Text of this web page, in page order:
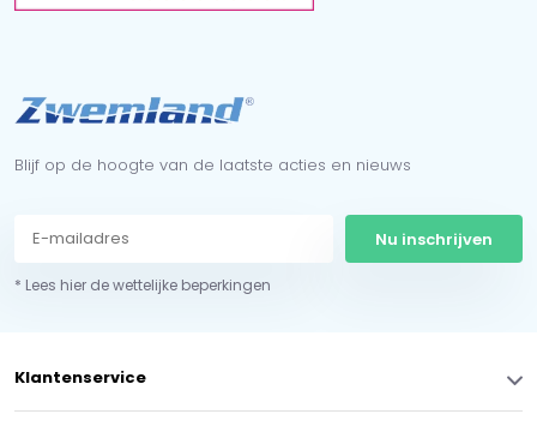
Blijf op de hoogte van de laatste acties en nieuws
Nu inschrijven
* Lees hier de wettelijke beperkingen
Klantenservice